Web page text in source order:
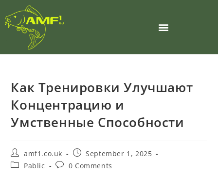
Как Тренировки Улучшают
Концентрацию и
Умственные Способности
amf1.co.uk
September 1, 2025
Pablic
0 Comments